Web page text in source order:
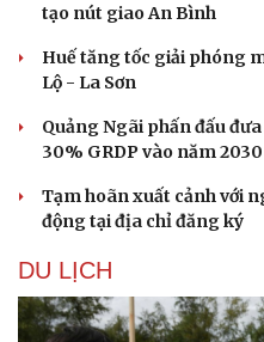
tạo nút giao An Bình
Huế tăng tốc giải phóng
Lộ - La Sơn
Quảng Ngãi phấn đấu
30% GRDP vào năm 2030
Tạm hoãn xuất cảnh với
động tại địa chỉ đăng ký
DU LỊCH